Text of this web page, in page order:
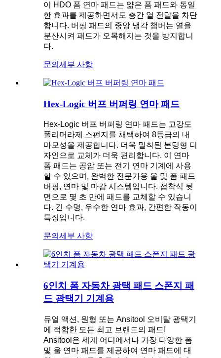
이 HDO 폼 연마 패드는 얇은 폼 패드와 ​​동일
한 효과를 제공하면서도 층간 열 전달을 차단
합니다. 버핑 패드의 중앙 냉각 챔버는 열을
분산시켜 패드가 오목해지는 것을 방지합니
다.
문의 세부 사항
Hex-Logic 버프 버퍼링 연마 패드
Hex-Logic 버프 버퍼링 연마 패드는 고강도
폴리머라제 스펀지를 채택하여 8등급의 내
마모성을 제공합니다. 더욱 밀착된 본딩형 디
자인으로 교체가 더욱 편리합니다. 이 연마
폼 패드는 공압 또는 전기 연마 기계에 사용
할 수 있으며, 완벽한 전문가용 울 및 폼 패드
버핑, 연마 및 마감 시스템입니다. 접착식 뒷
면으로 몇 초 만에 패드를 교체할 수 있습니
다. 긴 수명, 우수한 연마 효과, 간편한 작동이
특징입니다.
문의 세부 사항
6인치 폼 자동차 광택 패드 스폰지 패
드 광택기 기계용
듀얼 액션, 원형 또는 Ansitool 오비탈 광택기
에 적합한 모든 최고 브랜드의 패드!
Ansitool은 세계 어디에서나 가장 다양한 폼
및 울 연마 패드를 제공하여 연마 패드에 대